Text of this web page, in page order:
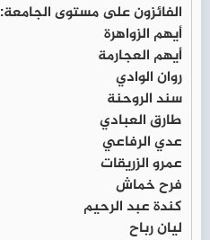
الفائزون على مستوى الجامعة:
أيهم الزواهرة
أيهم العجارمة
روان الوادي
سند الروحنة
طارق العبادي
عدي الرفاعي
عمرو الزريقات
فرح خماش
كندة عبد الرحيم
ليان رباح